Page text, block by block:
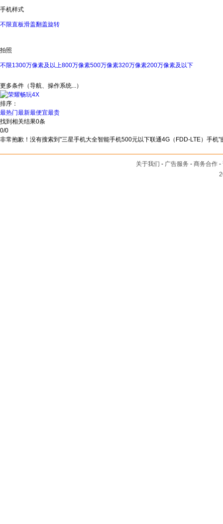
手机样式
不限直板滑盖翻盖旋转
拍照
不限1300万像素及以上800万像素500万像素320万像素200万像素及以下
更多条件（导航、操作系统...）
排序：
最热门最新最便宜最贵
找到相关结果0条
0/0
非常抱歉！没有搜索到"三星手机大全智能手机500元以下联通4G（FDD-LTE）手机"
关于我们 - 广告服务 - 商务合作 -